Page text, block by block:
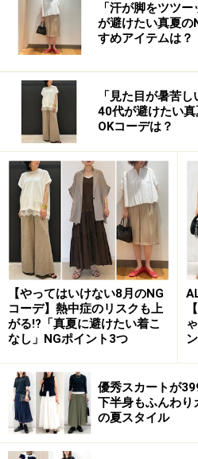
ポイント2. 後ろ姿もチ
鏡の前ではぜひ後ろ姿もチェ
ムスに関しては、ヒップライ
ださい。下着がひびいていた
しまうようでは、スタイル良
肉感を際立たせて太って見え
合わせるのではなく、ヒップ
選びがおすすめです。
ポイント3. 入るサイ
く見えるサイズ
試着の際、両方のサイズが入
小さなサイズが入る、つまり
得られるからかもしれません
らといって細見えするわけで
「汗が脚をツツ
が避けたい真夏の
すめアイテムは？
「見た目が暑苦
40代が避けたい
OKコーデは？
【やってはいけない8月のNG
コーデ】熱中症のリスクも上
がる!?「真夏に避けたい着こ
なし」NGポイント3つ
優秀スカートが
下半身もふんわり
の夏スタイル